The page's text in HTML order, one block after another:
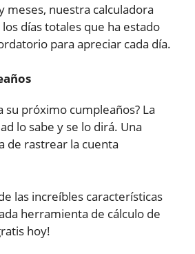
meses, nuestra calculadora
días totales que ha estado
para apreciar cada día.
su próximo cumpleaños? La
lo sabe y se lo dirá. Una
de rastrear la cuenta
las increíbles características
herramienta de cálculo de
hoy!